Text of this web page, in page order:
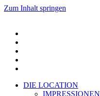
Zum Inhalt springen
DIE LOCATION
IMPRESSIONEN